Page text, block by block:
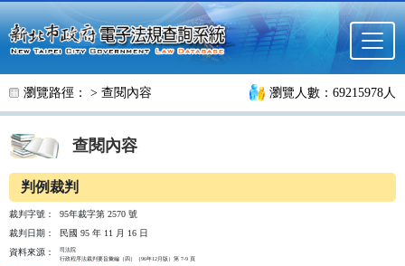
跳至主要內容
瀏覽路徑： > 查閱內容 瀏覽人數：69215978人
查閱內容
判例裁判
裁判字號：
95年裁字第 2570 號
裁判日期：
民國 95 年 11 月 16 日
資料來源：
司法院
行政程序法裁判要旨彙編（四）（96年12月版）第 7-9 頁